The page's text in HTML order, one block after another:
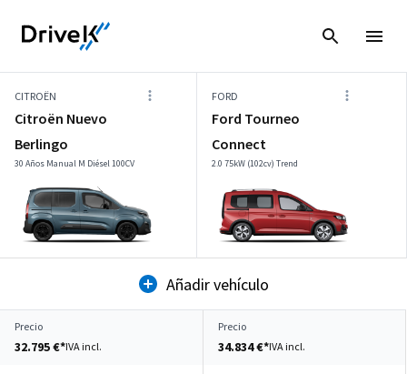
CITROËN
Citroën Nuevo
Berlingo
30 Años Manual M Diésel 100CV
FORD
Ford Tourneo
Connect
2.0 75kW (102cv) Trend
Añadir vehículo
Precio
32.795 €*IVA incl.
Precio
34.834 €*IVA incl.